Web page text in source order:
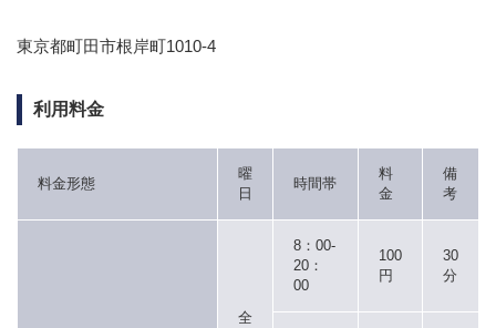
東京都町田市根岸町1010-4
利用料金
料金形態
曜
日
時間帯
料
金
備
考
全
8：00-
20：
00
100
円
30
分